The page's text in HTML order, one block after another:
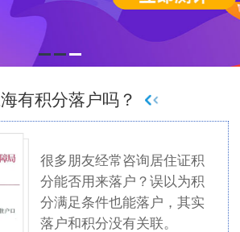
海有积分落户吗？
很多朋友经常咨询居住证积
分能否用来落户？误以为积
分满足条件也能落户，其实
落户和积分没有关联。